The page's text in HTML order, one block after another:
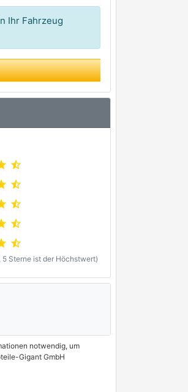
Ihr Fahrzeug
star_half
star_half
star_half
star_half
star_half
Sterne ist der Höchstwert)
notwendig, um
Gigant GmbH